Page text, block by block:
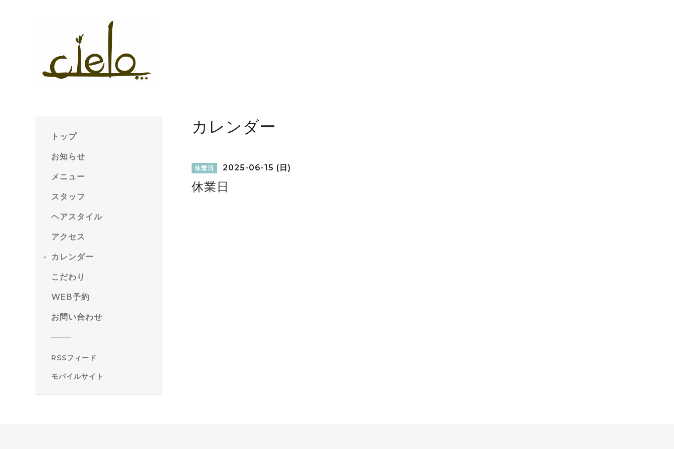
トップ
お知らせ
メニュー
スタッフ
ヘアスタイル
アクセス
カレンダー
こだわり
WEB予約
お問い合わせ
RSSフィード
モバイルサイト
カレンダー
休業日 2025-06-15 (日)
休業日